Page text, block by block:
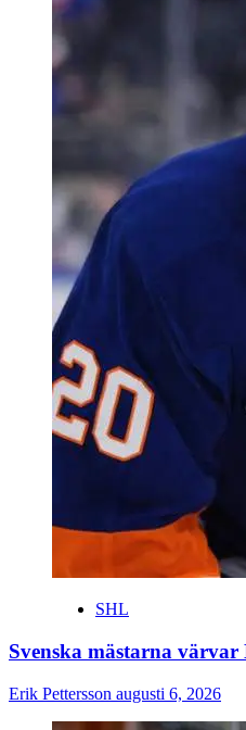
SHL
Svenska mästarna
Erik Pettersson augusti 6, 2026